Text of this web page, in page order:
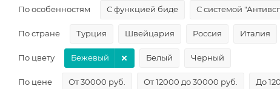
По особенностям С функцией биде С системой
По стране Турция Швейцария Россия Италия
По цвету Бежевый Белый Черный
По цене От 30000 руб. От 12000 до 30000 руб. До